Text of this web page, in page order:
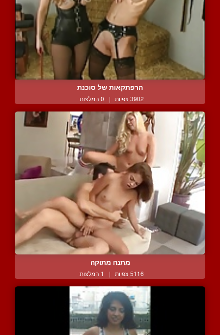
הרפתקאות של סוכנת
3902 צפיות | 0 המלצות
מתנה מתוקה
5116 צפיות | 1 המלצות